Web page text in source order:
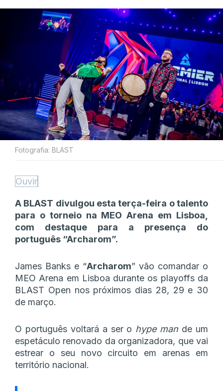
Fotografia: BLAST
Ouvir
A BLAST divulgou esta terça-feira o talento
para o torneio na MEO Arena em Lisboa,
com destaque para a presença do
português “Archarom”.
James Banks e “Archarom” vão comandar o
MEO Arena em Lisboa durante os playoffs da
BLAST Open nos próximos dias 28, 29 e 30
de março.
O português voltará a ser o hype man de um
espetáculo renovado da organizadora, que vai
estrear o seu novo circuito em arenas em
território nacional.